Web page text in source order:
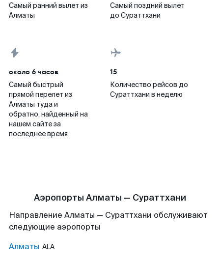
Самый ранний вылет из
Алматы
Самый поздний вылет
до Сураттхани
около 6 часов
Самый быстрый
прямой перелет из
Алматы туда и
обратно, найденный на
нашем сайте за
последнее время
15
Количество рейсов до
Сураттхани в неделю
Аэропорты Алматы — Сураттхани
Направление Алматы — Сураттхани обслуживают
следующие аэропорты
Алматы ALA